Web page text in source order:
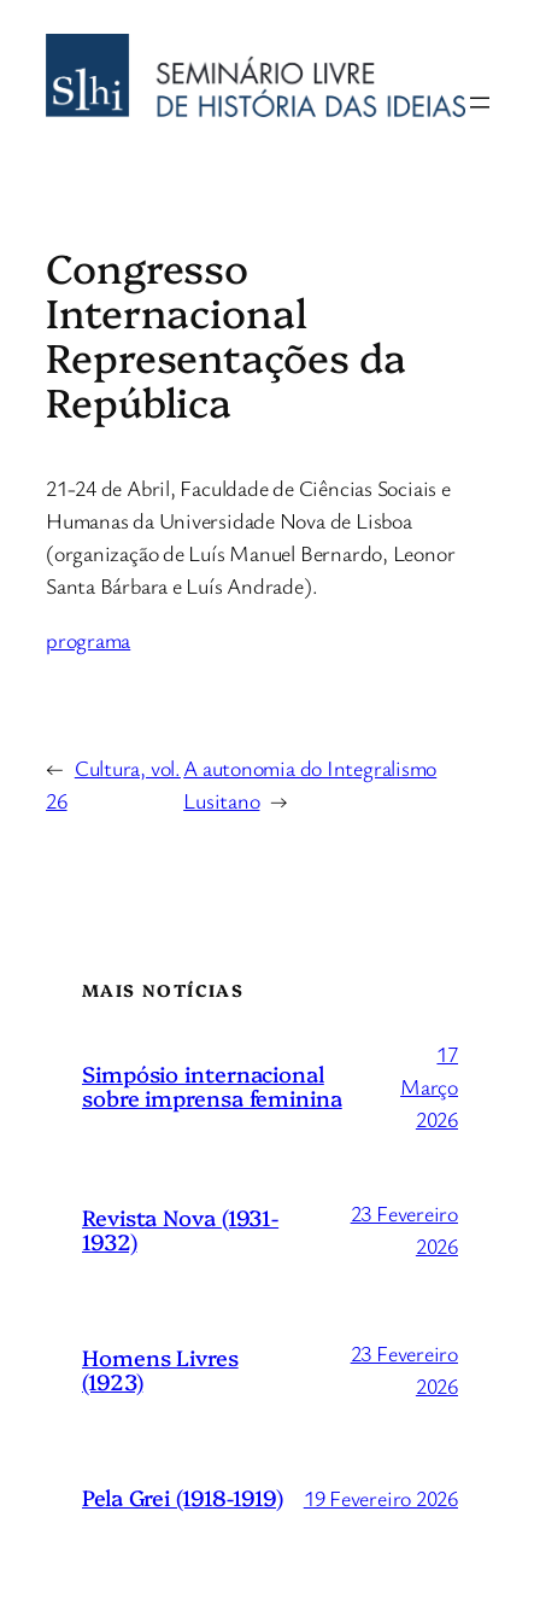
conteúdo
Congresso
Internacional
Representações da
República
21-24 de Abril, Faculdade de Ciências Sociais e
Humanas da Universidade Nova de Lisboa
(organização de Luís Manuel Bernardo, Leonor
Santa Bárbara e Luís Andrade).
programa
← Cultura, vol.
26
A autonomia do Integralismo
Lusitano →
MAIS NOTÍCIAS
Simpósio internacional
sobre imprensa feminina
17
Março
2026
Revista Nova (1931-
1932)
23 Fevereiro
2026
Homens Livres
(1923)
23 Fevereiro
2026
Pela Grei (1918-1919) 19 Fevereiro 2026